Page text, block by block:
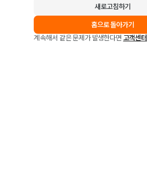
새로고침하기
홈으로 돌아가기
계속해서 같은 문제가 발생한다면 고객센터